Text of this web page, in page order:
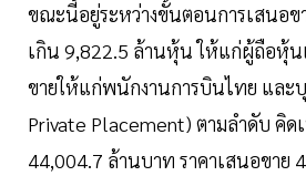
ขณะนี้อยู่ระหว่างขั้นตอนการเสนอ
เกิน 9,822.5 ล้านหุ้น ให้แก่ผู้ถือหุ้น
ขายให้แก่พนักงานการบินไทย และ
Private Placement) ตามลำดับ คิด
44,004.7 ล้านบาท ราคาเสนอขาย